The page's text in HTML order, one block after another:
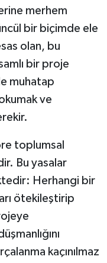
merhem
bir biçimde ele
olan, bu
bir proje
muhatap
ve
toplumsal
Bu yasalar
Herhangi bir
ötekileştirip
kaçınılmaz